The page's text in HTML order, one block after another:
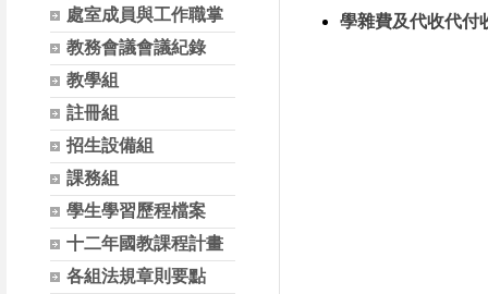
處室成員與工作職掌
教務會議會議紀錄
教學組
註冊組
招生設備組
課務組
學生學習歷程檔案
十二年國教課程計畫
各組法規章則要點
學雜費及代收代付